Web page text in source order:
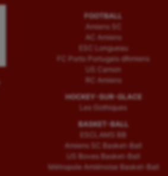
FOOTBALL
Amiens SC
AC Amiens
ESC Longueau
FC Porto Portugais d’Amiens
US Camon
RC Amiens
HOCKEY-SUR-GLACE
Les Gothiques
BASKET-BALL
ESCLAMS BB
Amiens SC Basket-Ball
US Boves Basket-Ball
Métropole Amiénoise Basket-Ball